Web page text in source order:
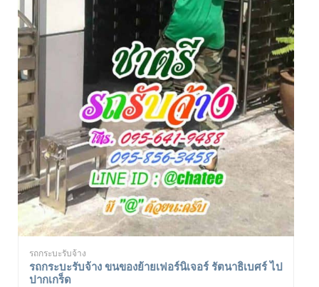
รถกระบะรับจ้าง
รถกระบะรับจ้าง ขนของย้ายเฟอร์นิเจอร์ รัตนาธิเบศร์ ไป
ปากเกร็ด